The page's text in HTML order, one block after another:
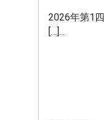
2026年第1
[…]...